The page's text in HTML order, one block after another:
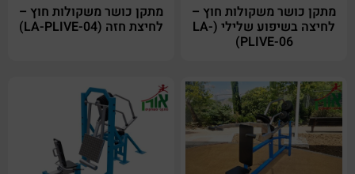
מתקן כושר משקולות חוץ –
לחיצה בשיפוע שלילי (LA-
PLIVE-06)
מתקן כושר משקולות חוץ –
לחיצת חזה (LA-PLIVE-04)